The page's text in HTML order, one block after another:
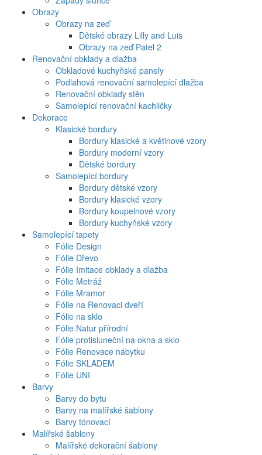
Obrazy
Obrazy na zeď
Dětské obrazy Lilly and Luis
Obrazy na zeď Patel 2
Renovační obklady a dlažba
Obkladové kuchyňské panely
Podlahová renovační samolepící dlažba
Renovační obklady stěn
Samolepící renovační kachličky
Dekorace
Klasické bordury
Bordury klasické a květinové vzory
Bordury moderní vzory
Dětské bordury
Samolepící bordury
Bordury dětské vzory
Bordury klasické vzory
Bordury koupelnové vzory
Bordury kuchyňské vzory
Samolepící tapety
Fólie Design
Fólie Dřevo
Fólie Imitace obklady a dlažba
Fólie Metráž
Fólie Mramor
Fólie na Renovaci dveří
Fólie na sklo
Fólie Natur přírodní
Fólie protisluneční na okna a sklo
Fólie Renovace nábytku
Fólie SKLADEM
Fólie UNI
Barvy
Barvy do bytu
Barvy na malířské šablony
Barvy tónovací
Malířské šablony
Malířské dekorační šablony